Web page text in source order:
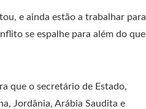
e ainda estão a trabalhar para
se espalhe para além do que
que o secretário de Estado,
Jordânia, Arábia Saudita e